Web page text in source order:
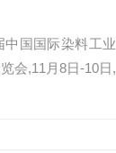
国国际染料工业
会,11月8日-10日,